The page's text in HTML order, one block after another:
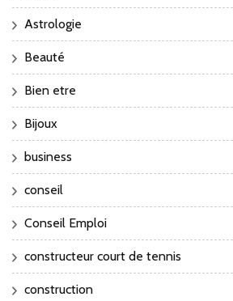
Astrologie
Beauté
Bien etre
Bijoux
business
conseil
Conseil Emploi
constructeur court de tennis
construction